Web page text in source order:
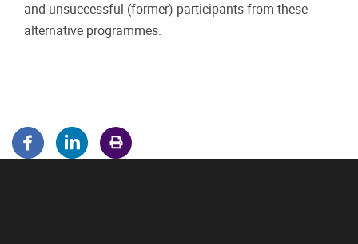
and unsuccessful (former) participants from these
alternative programmes.